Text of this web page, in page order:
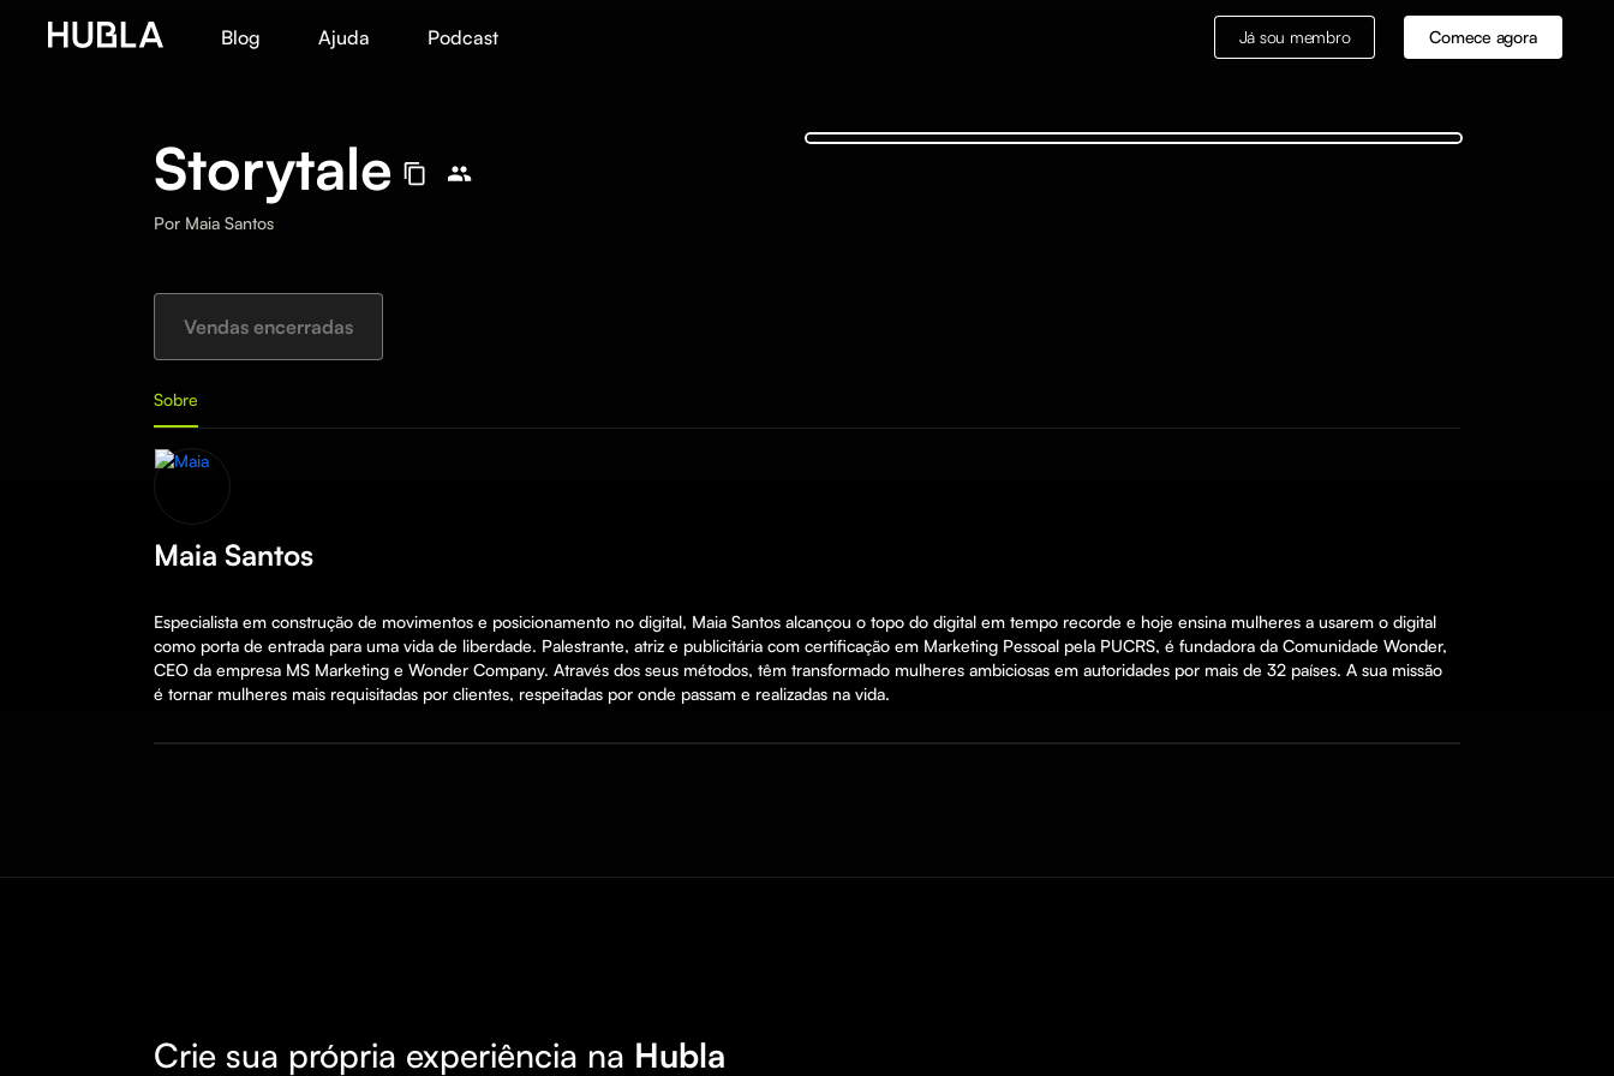
Blog Ajuda Podcast Já sou membro Comece agora
Storytale
Por Maia Santos
Vendas encerradas
Sobre
Maia Santos
Especialista em construção de movimentos e posicionamento no digital, Maia Santos alcançou o topo do digital em tempo recorde e hoje ensina mulheres a usarem o digital
como porta de entrada para uma vida de liberdade. Palestrante, atriz e publicitária com certificação em Marketing Pessoal pela PUCRS, é fundadora da Comunidade Wonder,
CEO da empresa MS Marketing e Wonder Company. Através dos seus métodos, têm transformado mulheres ambiciosas em autoridades por mais de 32 países. A sua missão
é tornar mulheres mais requisitadas por clientes, respeitadas por onde passam e realizadas na vida.
Crie sua própria experiência na Hubla